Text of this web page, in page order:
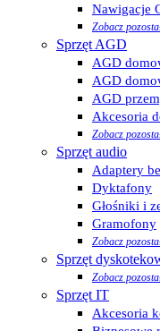
Nawigacje
Zobacz
Sprzęt AGD
AGD
AGD
AGD
Akcesoria
Zobacz
Sprzęt audio
Adaptery
Dyktafony
Głośniki i
Gramofony
Zobacz
Sprzęt
Zobacz
Sprzęt IT
Akcesoria